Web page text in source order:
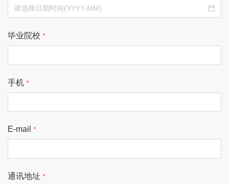
毕业院校
手机
E-mail
通讯地址